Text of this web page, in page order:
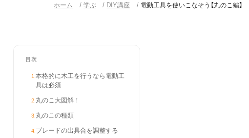
ホーム 学ぶ DIY講座 電動工具を使いこなそう【丸のこ編】
目次
1 本格的に木工を行うなら電動工
具は必須
2. 丸のこ大図解！
3. 丸のこの種類
4. ブレードの出具合を調整する